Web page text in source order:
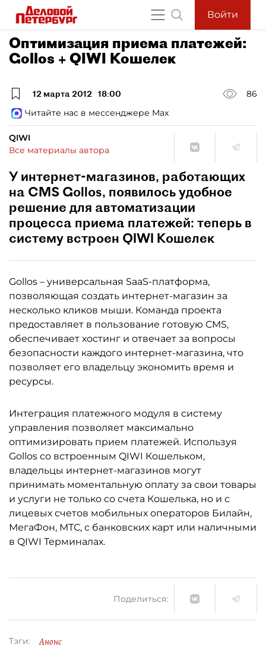
Войти
Оптимизация приема платежей:
Gollos + QIWI Кошелек
12 марта 2012 18:00
86
Читайте нас в мессенджере Max
QIWI
Все материалы автора
У интернет-магазинов, работающих
на CMS Gollos, появилось удобное
решение для автоматизации
процесса приема платежей: теперь в
систему встроен QIWI Кошелек
Gollos – универсальная SaaS-платформа,
позволяющая создать интернет-магазин за
несколько кликов мыши. Команда проекта
предоставляет в пользование готовую CMS,
обеспечивает хостинг и отвечает за вопросы
безопасности каждого интернет-магазина, что
позволяет его владельцу экономить время и
ресурсы.
Интеграция платежного модуля в систему
управления позволяет максимально
оптимизировать прием платежей. Используя
Gollos со встроенным QIWI Кошельком,
владельцы интернет-магазинов могут
принимать моментальную оплату за свои товары
и услуги не только со счета Кошелька, но и с
лицевых счетов мобильных операторов Билайн,
МегаФон, МТС, с банковских карт или наличными
в QIWI Терминалах.
Поделиться:
Тэги: Анонс